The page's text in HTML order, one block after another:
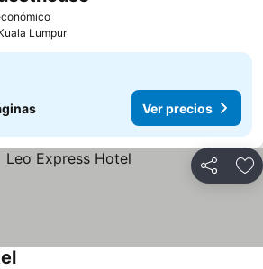
Lumpur
Ver precios
Compartir